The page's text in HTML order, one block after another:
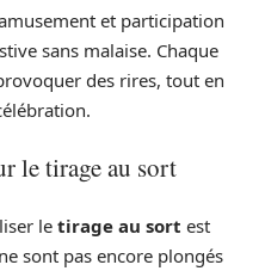
et participation
sans malaise. Chaque
des rires, tout en
le tirage au sort
letirage au sort est
sont pas encore plongés